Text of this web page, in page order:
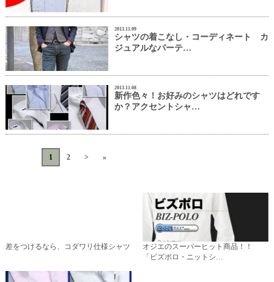
2013.11.09
シャツの着こなし・コーディネート カ
ジュアルなパーテ…
2013.11.08
新作色々！お好みのシャツはどれです
か？アクセントシャ…
1 2 > »
差をつけるなら、コダワリ仕様シャツ
オジエのスーパーヒット商品！！
「ビズポロ・ニットシ…